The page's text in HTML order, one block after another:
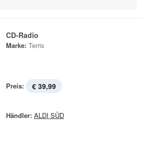
CD-Radio
Marke: Terris
Preis: € 39,99
Händler: ALDI SÜD